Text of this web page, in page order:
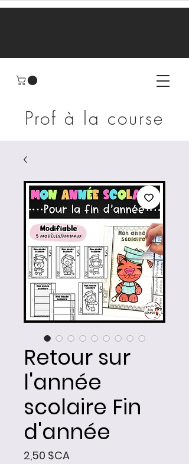
Prof à la course
Retour sur
l'année
scolaire Fin
d'année
2,50 $CAPrix